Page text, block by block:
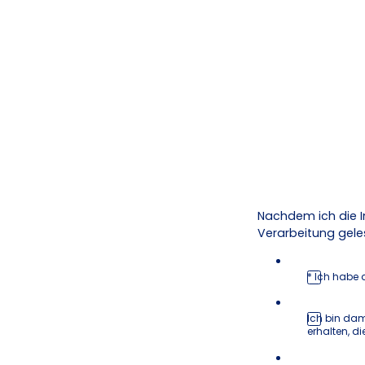
Nachdem ich die
Verarbeitung
* Ich habe
Ich bin
erhalten,